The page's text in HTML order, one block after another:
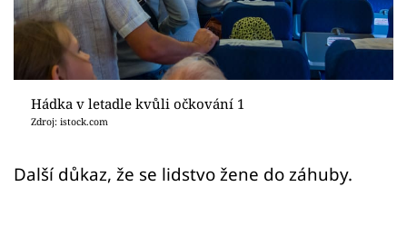
Sledujte prima+
Přihlášení
Hádka v letadle kvůli očkování 1
Zdroj: istock.com
Další důkaz, že se lidstvo žene do záhuby.